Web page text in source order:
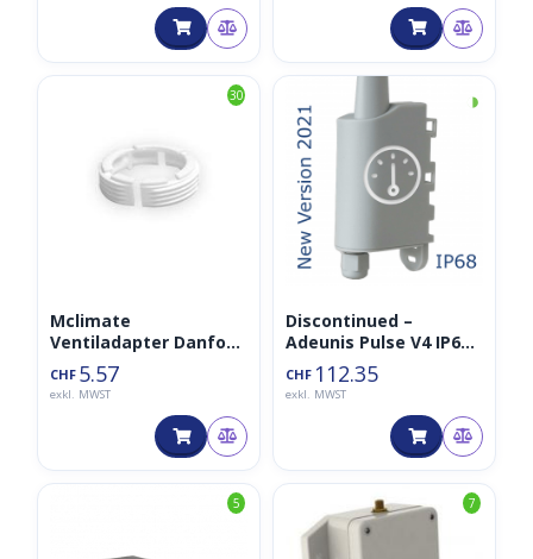
30
Mclimate
Ventiladapter Danfoss
RAVL M30 x 1.5
CHF 5.57
exkl. MWST
◑
Discontinued –
Adeunis Pulse V4 IP68
Impuls Interface
LoRaWan für 2 Zähler
868MHz
CHF 112.35
exkl. MWST
5 7